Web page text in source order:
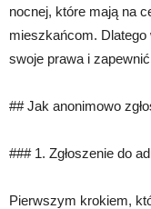
nocnej, które mają na
mieszkańcom. Dlatego
swoje prawa i
## Jak anonimowo
### 1. Zgłoszenie do
Pierwszym krokiem,